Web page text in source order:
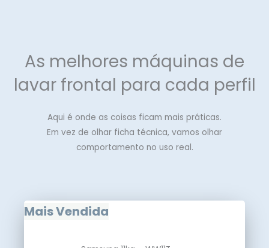
As melhores máquinas de
lavar frontal para cada perfil
Aqui é onde as coisas ficam mais práticas.
Em vez de olhar ficha técnica, vamos olhar
comportamento no uso real.
Mais Vendida